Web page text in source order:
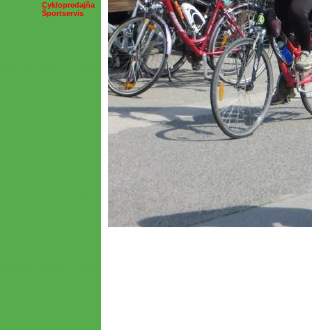
Cyklopredajňa
Športservis